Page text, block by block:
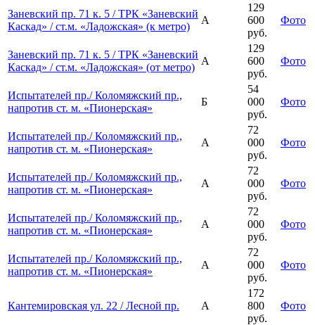
Заневский пр. 71 к. 5 / ТРК «Заневский
Каскад» / ст.м. «Ладожская» (к метро)
А
129
600
руб.
Фото
Заневский пр. 71 к. 5 / ТРК «Заневский
Каскад» / ст.м. «Ладожская» (от метро)
А
129
600
руб.
Фото
Испытателей пр./ Коломяжский пр.,
напротив ст. м. «Пионерская»
Б
54
000
руб.
Фото
Испытателей пр./ Коломяжский пр.,
напротив ст. м. «Пионерская»
А
72
000
руб.
Фото
Испытателей пр./ Коломяжский пр.,
напротив ст. м. «Пионерская»
А
72
000
руб.
Фото
Испытателей пр./ Коломяжский пр.,
напротив ст. м. «Пионерская»
А
72
000
руб.
Фото
Испытателей пр./ Коломяжский пр.,
напротив ст. м. «Пионерская»
А
72
000
руб.
Фото
Кантемировская ул. 22 / Лесной пр. А
172
800
руб.
Фото